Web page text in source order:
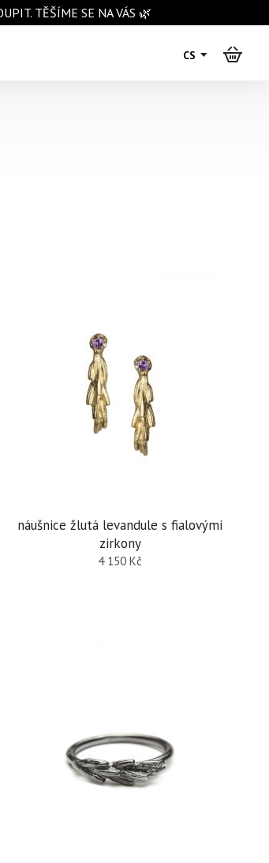
TĚŠÍME SE NA VÁS 🌿
CS
náušnice žlutá levandule s fialovými
zirkony
4 150Kč